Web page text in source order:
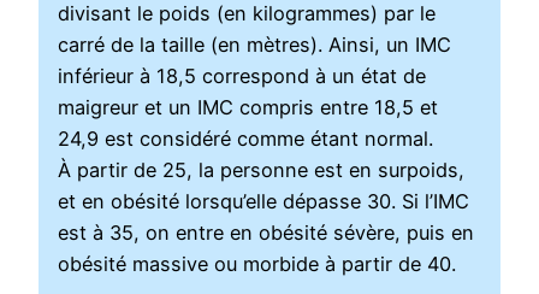
divisant le poids (en kilogrammes) par le
carré de la taille (en mètres). Ainsi, un IMC
inférieur à 18,5 correspond à un état de
maigreur et un IMC compris entre 18,5 et
24,9 est considéré comme étant normal.
À partir de 25, la personne est en surpoids,
et en obésité lorsqu’elle dépasse 30. Si l’IMC
est à 35, on entre en obésité sévère, puis en
obésité massive ou morbide à partir de 40.